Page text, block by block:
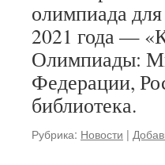
олимпиада
2021 года —
Олимпиады:
Федерации,
библиотека.
Рубрика: Новости |